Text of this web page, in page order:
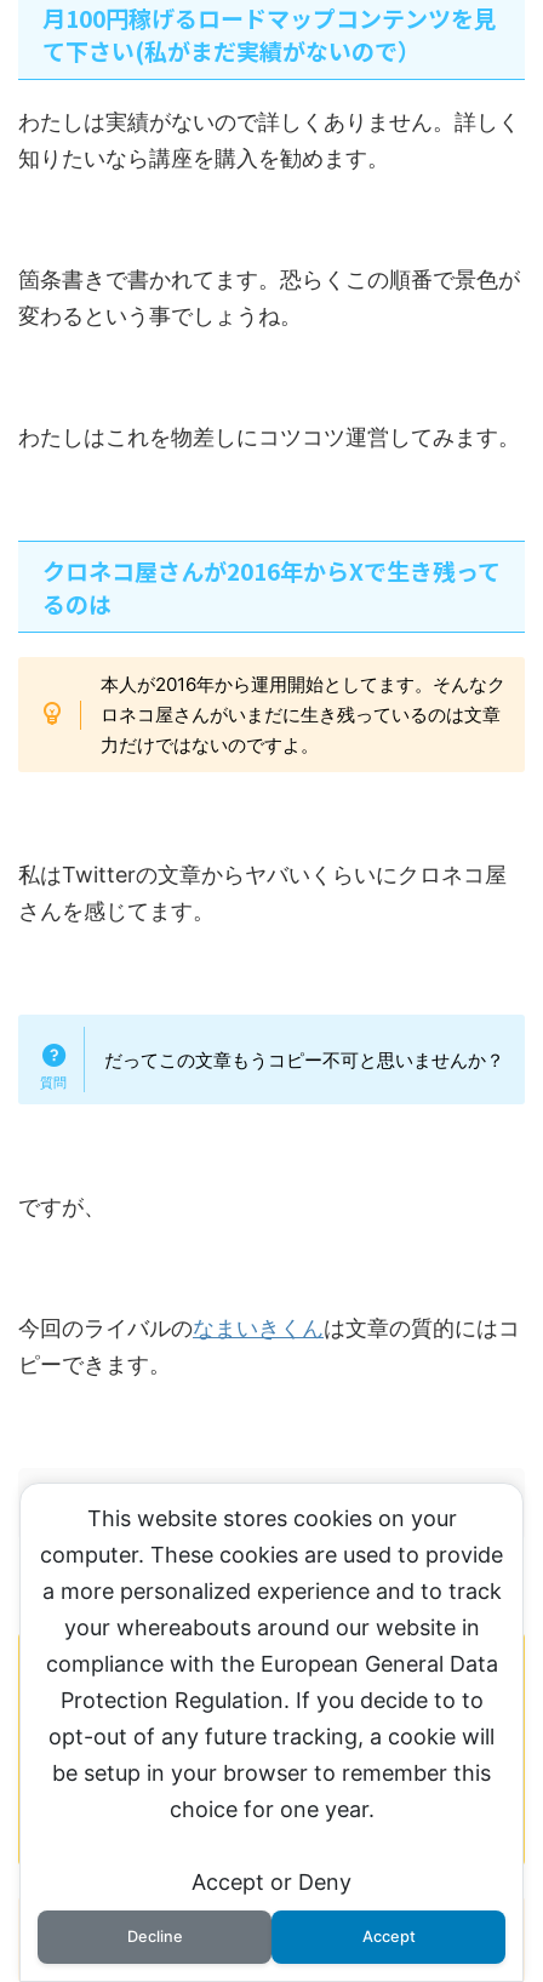
月100円稼げるロードマップコンテンツを見
て下さい(私がまだ実績がないので）
わたしは実績がないので詳しくありません。詳しく
知りたいなら講座を購入を勧めます。
箇条書きで書かれてます。恐らくこの順番で景色が
変わるという事でしょうね。
わたしはこれを物差しにコツコツ運営してみます。
クロネコ屋さんが2016年からXで生き残って
るのは
本人が2016年から運用開始としてます。そんなク
ロネコ屋さんがいまだに生き残っているのは文章
力だけではないのですよ。
私はTwitterの文章からヤバいくらいにクロネコ屋
さんを感じてます。
だってこの文章もうコピー不可と思いませんか？
ですが、
今回のライバルのなまいきくんは文章の質的にはコ
ピーできます。
+これがあれば
ポイント
なまいきくんのストーリーは真似できません
が、ここがコンテンツは大切なのですよ。
（ここは自分の経験が一番刺せるのポイント
になりますが、すごくとんがってるのが分か
クロネコ屋さんは元作家、さらにプロで小説もだ
This website stores cookies on your
computer. These cookies are used to provide
a more personalized experience and to track
your whereabouts around our website in
compliance with the European General Data
Protection Regulation. If you decide to to
opt-out of any future tracking, a cookie will
be setup in your browser to remember this
choice for one year.
Accept or Deny
Decline Accept